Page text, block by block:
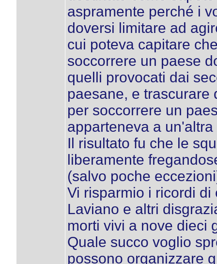
aspramente perché i
doversi limitare ad
cui poteva capitare
soccorrere un paese
quelli provocati dai
paesane, e trascurare
per soccorrere un
apparteneva a
Il risultato fu che le
liberamente
(salvo poche
Vi risparmio i ricordi
Laviano e altri
morti vivi a nove dieci
Quale succo voglio
possono organizzare